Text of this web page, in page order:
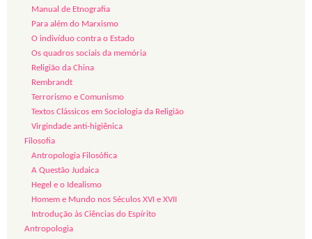
Manual de Etnografia
Para além do Marxismo
O indivíduo contra o Estado
Os quadros sociais da memória
Religião da China
Rembrandt
Terrorismo e Comunismo
Textos Clássicos em Sociologia da Religião
Virgindade anti-higiênica
Filosofia
Antropologia Filosófica
A Questão Judaica
Hegel e o Idealismo
Homem e Mundo nos Séculos XVI e XVII
Introdução às Ciências do Espírito
Antropologia